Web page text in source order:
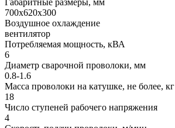
700х620х300
Воздушное охлаждение
вентилятор
Потребляемая мощность, кВА
6
Диаметр сварочной проволоки, мм
0.8-1.6
Масса проволоки на катушке, не более, кг
18
Число ступеней рабочего напряжения
4